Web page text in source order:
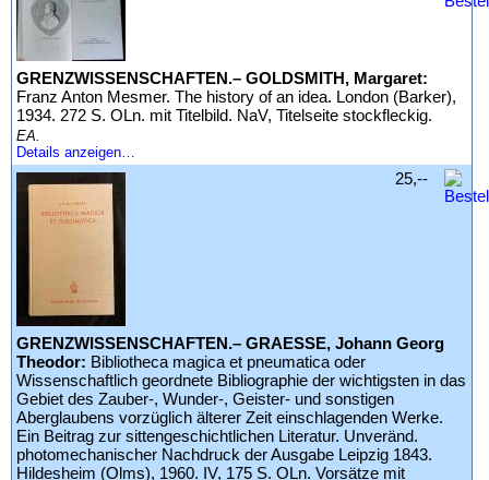
GRENZWISSENSCHAFTEN.– GOLDSMITH, Margaret:
Franz Anton Mesmer. The history of an idea. London (Barker),
1934. 272 S. OLn. mit Titelbild. NaV, Titelseite stockfleckig.
EA.
Details anzeigen…
GRENZWISSENSCHAFTEN.– GRAESSE, Johann Georg
Theodor: Bibliotheca magica et pneumatica oder
Wissenschaftlich geordnete Bibliographie der wichtigsten in das
Gebiet des Zauber-, Wunder-, Geister- und sonstigen
Aberglaubens vorzüglich älterer Zeit einschlagenden Werke.
Ein Beitrag zur sittengeschichtlichen Literatur. Unveränd.
photomechanischer Nachdruck der Ausgabe Leipzig 1843.
Hildesheim (Olms), 1960. IV, 175 S. OLn. Vorsätze mit
25,--